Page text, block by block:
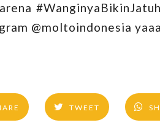
@moltoindonesia
TWEET